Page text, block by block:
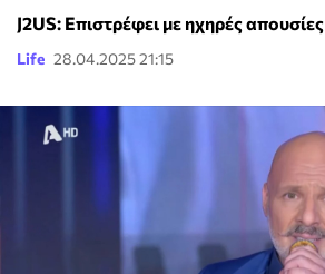
J2US: Επιστρέφει με ηχηρές απουσίες
Life 28.04.2025 21:15